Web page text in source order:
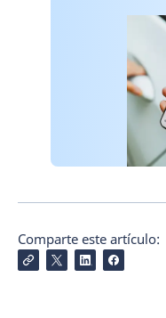
Comparte este artículo: